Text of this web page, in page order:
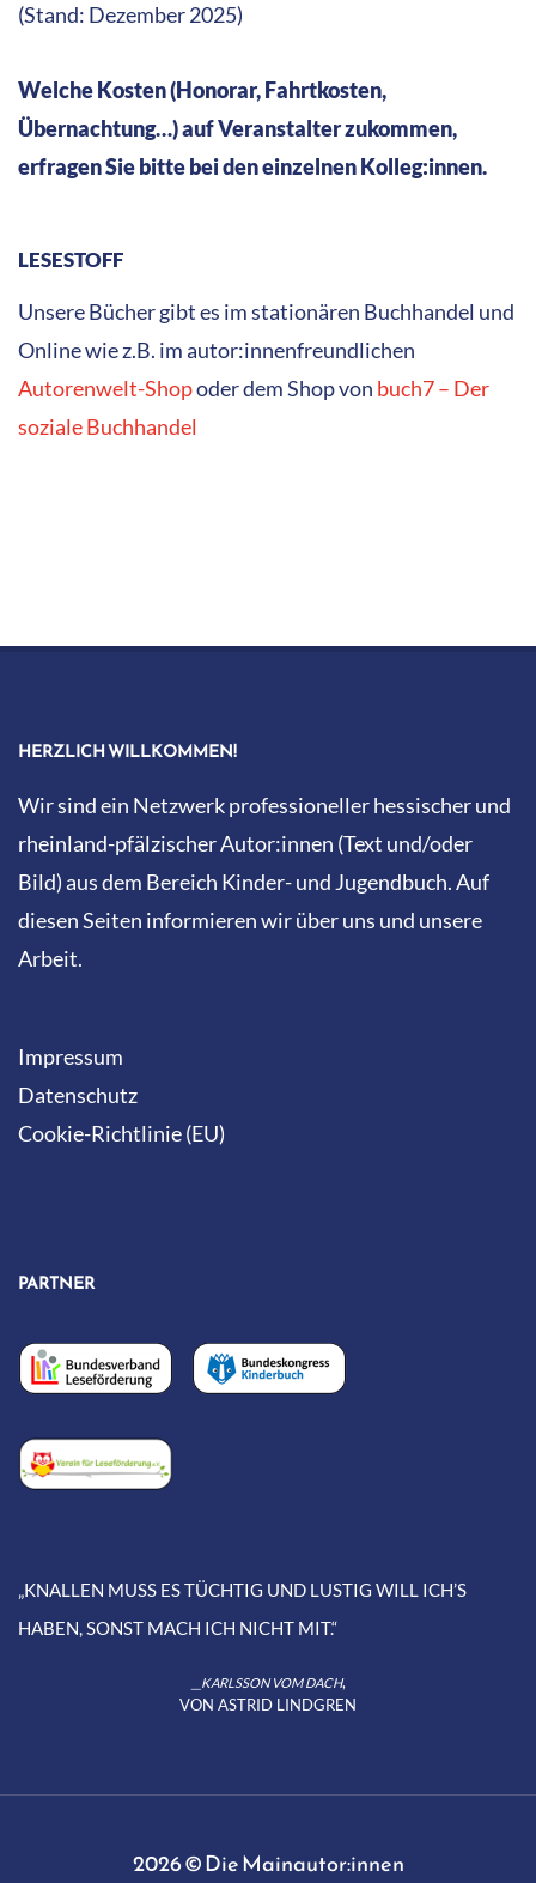
(Stand: Dezember 2025)
Welche Kosten (Honorar, Fahrtkosten,
Übernachtung…) auf Veranstalter zukommen,
erfragen Sie bitte bei den einzelnen Kolleg:innen.
LESESTOFF
Unsere Bücher gibt es im stationären Buchhandel und
Online wie z.B. im autor:innenfreundlichen
Autorenwelt-Shopoder dem Shop von buch7 – Der
soziale Buchhandel
HERZLICH WILLKOMMEN!
Wir sind ein Netzwerk professioneller hessischer und
rheinland-pfälzischer Autor:innen (Text und/oder
Bild) aus dem Bereich Kinder- und Jugendbuch. Auf
diesen Seiten informieren wir über uns und unsere
Arbeit.
Impressum
Datenschutz
Cookie-Richtlinie (EU)
PARTNER
„KNALLEN MUSS ES TÜCHTIG UND LUSTIG WILL ICH’S
HABEN, SONST MACH ICH NICHT MIT.“
__KARLSSON VOM DACH,
VON ASTRID LINDGREN
2026 © Die Mainautor:innen